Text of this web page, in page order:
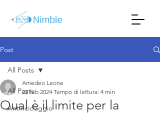
Post
All Posts
Antiriciclaggio
All Posts
Qual è il limite per la
Amedeo Leone
22 feb 2024 Tempo di lettura: 4 min